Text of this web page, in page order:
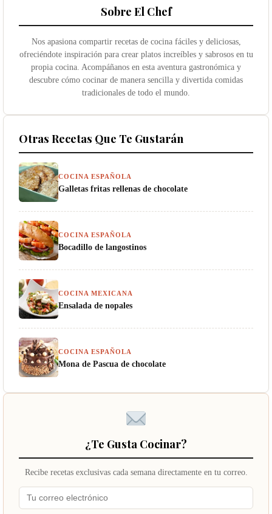
Sobre El Chef
Nos apasiona compartir recetas de cocina fáciles y deliciosas,
ofreciéndote inspiración para crear platos increíbles y sabrosos en tu
propia cocina. Acompáñanos en esta aventura gastronómica y
descubre cómo cocinar de manera sencilla y divertida comidas
tradicionales de todo el mundo.
Otras Recetas Que Te Gustarán
COCINA ESPAÑOLA
Galletas fritas rellenas de chocolate
COCINA ESPAÑOLA
Bocadillo de langostinos
COCINA MEXICANA
Ensalada de nopales
COCINA ESPAÑOLA
Mona de Pascua de chocolate
¿Te Gusta Cocinar?
Recibe recetas exclusivas cada semana directamente en tu correo.